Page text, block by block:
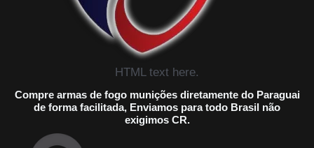
HTML text here.
Compre armas de fogo munições diretamente do Paraguai
de forma facilitada, Enviamos para todo Brasil não
exigimos CR.